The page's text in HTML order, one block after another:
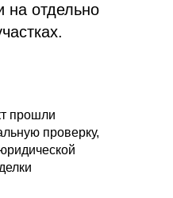
на отдельно
прошли
проверку,